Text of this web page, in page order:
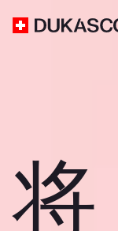
将